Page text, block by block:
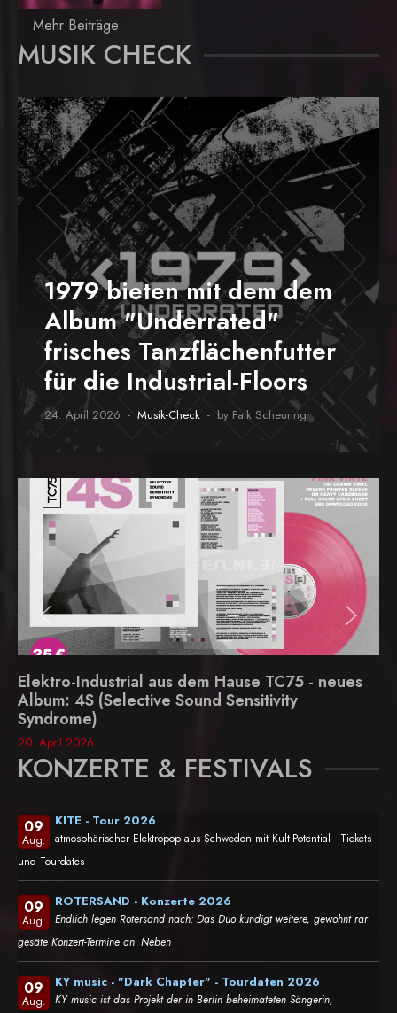
Mehr Beiträge
MUSIK CHECK
1979 bieten mit dem dem
Album "Underrated"
frisches Tanzflächenfutter
für die Industrial-Floors
24. April 2026 Musik-Check by Falk Scheuring
Elektro-Industrial aus dem Hause TC75 - neues
Album: 4S (Selective Sound Sensitivity
Syndrome)
20. April 2026
KONZERTE & FESTIVALS
09
Aug.
KITE - Tour 2026
atmosphärischer Elektropop aus Schweden mit Kult-Potential - Tickets
und Tourdates
09
Aug.
ROTERSAND - Konzerte 2026
Endlich legen Rotersand nach: Das Duo kündigt weitere, gewohnt rar
gesäte Konzert-Termine an. Neben
09
Aug.
KY music - "Dark Chapter" - Tourdaten 2026
KY music ist das Projekt der in Berlin beheimateten Sängerin,